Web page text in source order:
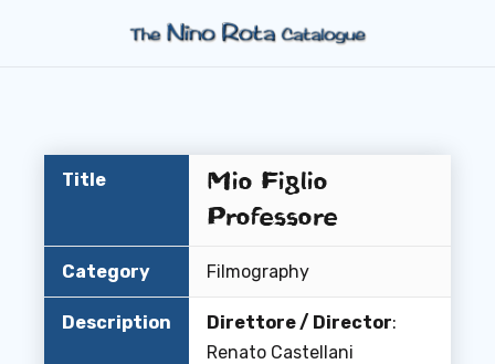
Title
Mio Figlio
Professore
Category Filmography
Description Direttore / Director:
Renato Castellani